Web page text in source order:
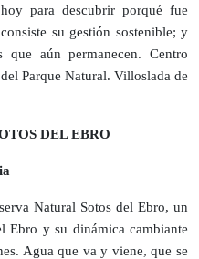
para descubrir porqué fue
su gestión sostenible; y
que aún permanecen. Centro
Parque Natural. Villoslada de
DEL EBRO
Natural Sotos del Ebro, un
Ebro y su dinámica cambiante
Agua que va y viene, que se